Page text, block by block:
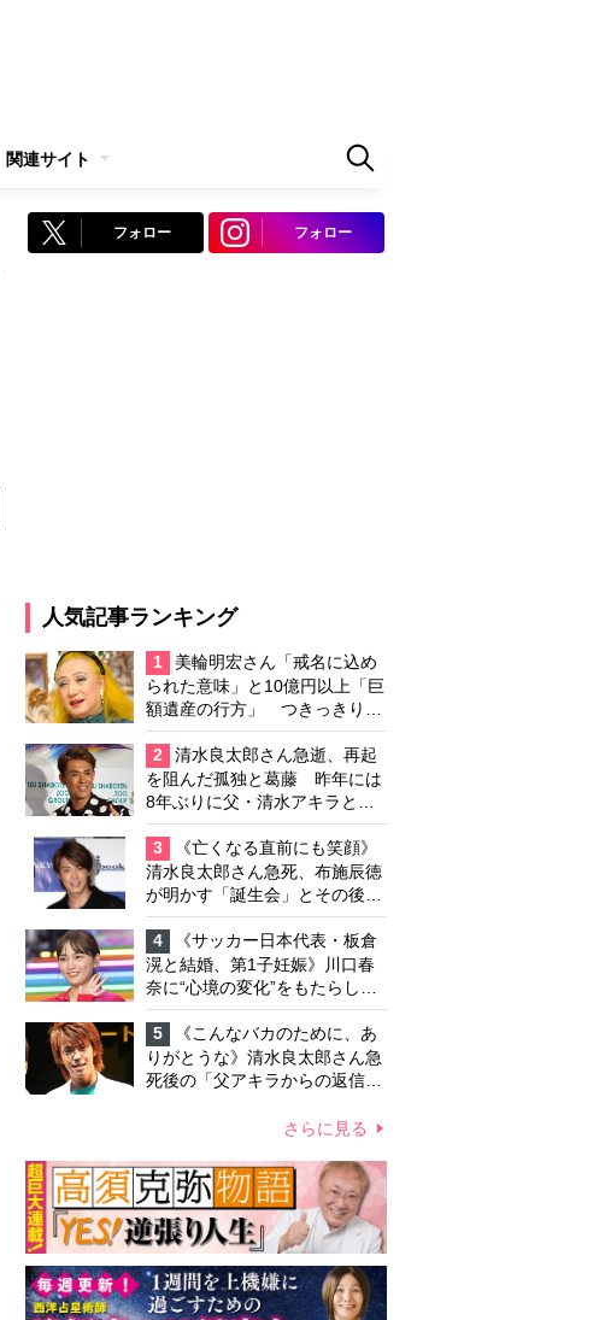
関連サイト
フォロー フォロー
人気記事ランキング
1
美輪明宏さん「戒名に込め
られた意味」と10億円以上「巨
額遺産の行方」 つきっきりで
私生活をサポートしていた元俳
優が相続か
2
清水良太郎さん急逝、再起
を阻んだ孤独と葛藤 昨年には
8年ぶりに父・清水アキラと共
演、本格的な活動再開に向かっ
ていたが…周囲が懸念していた
「不安定なところ」
3
《亡くなる直前にも笑顔》
清水良太郎さん急死、布施辰徳
が明かす「誕生会」とその後の
メッセージ
4
《サッカー日本代表・板倉
滉と結婚、第1子妊娠》川口春
奈に“心境の変化”をもたらした
主演映画『ママせか』 身を削
って「がんに蝕まれる母」を演
じた壮絶な撮影現場
5
《こんなバカのために、あ
りがとうな》清水良太郎さん急
死後の「父アキラからの返信」
さらに見る